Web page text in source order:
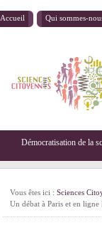
Accueil Qui sommes-
Démocratisation de la
Vous êtes ici : Sciences
Un débat à Paris et en